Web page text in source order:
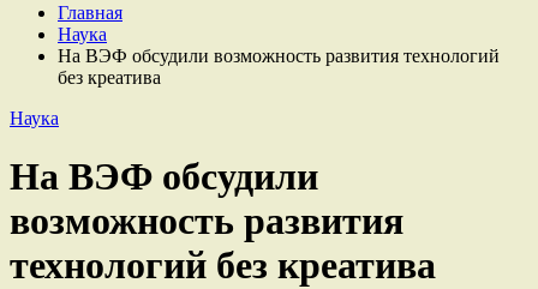
Главная
Наука
На ВЭФ обсудили возможность развития технологий
без креатива
Наука
На ВЭФ обсудили
возможность развития
технологий без креатива